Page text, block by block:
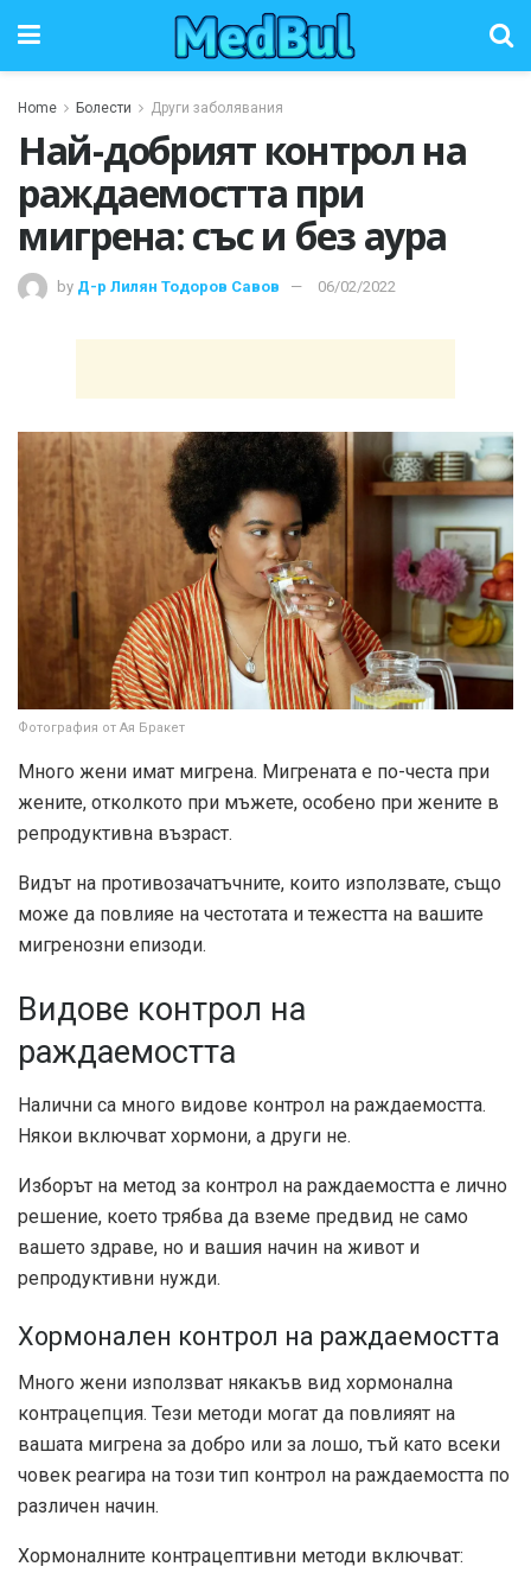
Home Болести Други заболявания
Най-добрият контрол на
раждаемостта при
мигрена: със и без аура
by Д-р Лилян Тодоров Савов 06/02/2022
Фотография от Ая Бракет
Много жени имат мигрена. Мигрената е по-честа при
жените, отколкото при мъжете, особено при жените в
репродуктивна възраст.
Видът на противозачатъчните, които използвате, също
може да повлияе на честотата и тежестта на вашите
мигренозни епизоди.
Видове контрол на
раждаемостта
Налични са много видове контрол на раждаемостта.
Някои включват хормони, а други не.
Изборът на метод за контрол на раждаемостта е лично
решение, което трябва да вземе предвид не само
вашето здраве, но и вашия начин на живот и
репродуктивни нужди.
Хормонален контрол на раждаемостта
Много жени използват някакъв вид хормонална
контрацепция. Тези методи могат да повлияят на
вашата мигрена за добро или за лошо, тъй като всеки
човек реагира на този тип контрол на раждаемостта по
различен начин.
Хормоналните контрацептивни методи включват: